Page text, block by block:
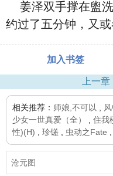
姜泽双手撑在盥
约过了五分钟，又
加入书签
上一章
相关推荐： 师娘,不可以
少女一世真爱（全）
住我
性)(H)
珍馐 虫动之Fate